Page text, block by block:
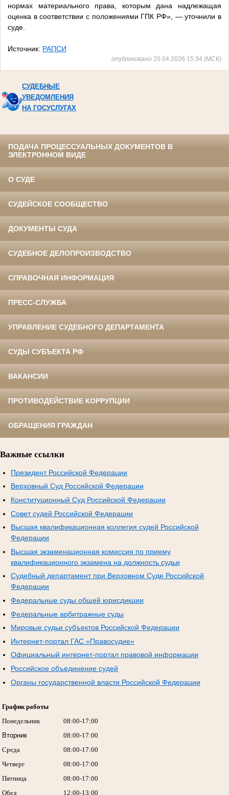
нормах материального права, которым дана надлежащая
оценка в соответствии с положениями ГПК РФ», — уточнили в
суде.
Источник: РАПСИ
опубликовано 20.04.2026 15:34 (МСК)
СУДЕБНЫЕ
УВЕДОМЛЕНИЯ
НА ГОСУСЛУГАХ
ПОДАЧА ПРОЦЕССУАЛЬНЫХ ДОКУМЕНТОВ В
ЭЛЕКТРОННОМ ВИДЕ
О СУДЕ
СУДЕЙСКОЕ СООБЩЕСТВО
ДОКУМЕНТЫ СУДА
СУДЕБНОЕ ДЕЛОПРОИЗВОДСТВО
СПРАВОЧНАЯ ИНФОРМАЦИЯ
ПРЕСС-СЛУЖБА
УПРАВЛЕНИЕ СУДЕБНОГО ДЕПАРТАМЕНТА
СУДЫ СУБЪЕКТА РФ
ВАКАНСИИ
ПРОТИВОДЕЙСТВИЕ КОРРУПЦИИ
ОБРАЩЕНИЯ ГРАЖДАН
Важные ссылки
Президент Российской Федерации
Верховный Суд Российской Федерации
Конституционный Суд Российской Федерации
Совет судей Российской Федерации
Высшая квалификационная коллегия судей Российской
Федерации
Высшая экзаменационная комиссия по приему
квалификационного экзамена на должность судьи
Судебный департамент при Верховном Суде Российской
Федерации
Федеральные суды общей юрисдикции
Федеральные арбитражные суды
Мировые судьи субъектов Российской Федерации
Интернет-портал ГАС «Правосудие»
Официальный интернет-портал правовой информации
Российское объединение судей
Органы государственной власти Российской Федерации
График работы
Понедельник
08:00-17:00
Вторник
08:00-17:00
Среда
08:00-17:00
Четверг
08:00-17:00
Пятница
08:00-17:00
Обед
12:00-13:00